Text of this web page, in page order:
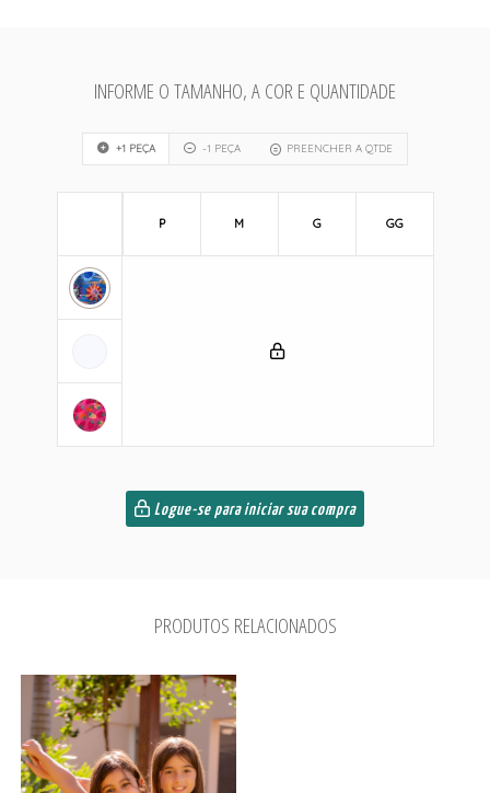
INFORME O TAMANHO, A COR E QUANTIDADE
+1 PEÇA -1 PEÇA PREENCHER A QTDE
P M G GG
Logue-se para iniciar sua compra
PRODUTOS RELACIONADOS